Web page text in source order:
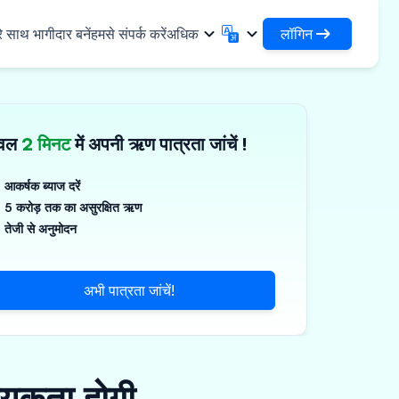
ढांचा
साझा करें
पॉलिमर और औद्योगिक रसायन
सौर और लघु उपकरण
उद्यम
साथ भागीदार बनेंहमसे संपर्क करेंअधिक
हिन्दी
✓
தமிழ்
Tamil
తెలుగు
Telugu
বাংলা
മലയാളം
लॉगिन
DSA के रूप में लॉगिन करें
2 मिनटमें अपनी ऋण पात्रता जांचें !
आकर्षक ब्याज दरें
5 करोड़ तक का असुरक्षित ऋण
तेजी से अनुमोदन
अभी पात्रता जांचें!